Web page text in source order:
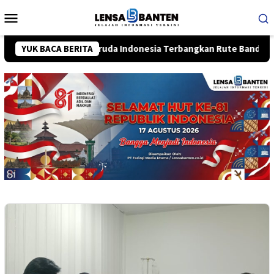
ke
Mobile
YUK BACA BERITA
Garuda Indonesia Terbangkan Rute Bandung-Bali